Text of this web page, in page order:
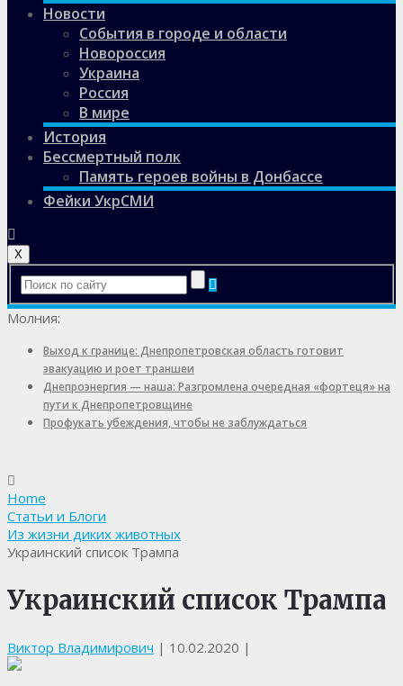
Новости
События в городе и области
Новороссия
Украина
Россия
В мире
История
Бессмертный полк
Память героев войны в Донбассе
Фейки УкрСМИ
X
Молния:
Выход к границе: Днепропетровская область готовит
эвакуацию и роет траншеи
Днепроэнергия — наша: Разгромлена очередная «фортеця» на
пути к Днепропетровщине
Профукать убеждения, чтобы не заблуждаться
Home
Статьи и Блоги
Из жизни диких животных
Украинский список Трампа
Украинский список Трампа
Виктор Владимирович | 10.02.2020 |